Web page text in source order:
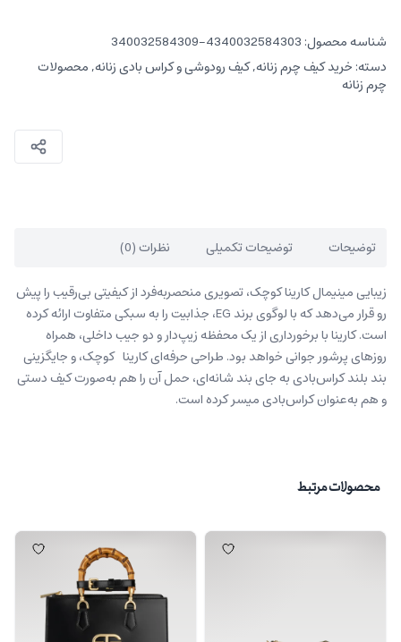
شناسه محصول: 4340032584303-340032584309
دسته: خرید کیف چرم زنانه,کیف رودوشی و کراس بادی زنانه,محصولات
چرم زنانه
توضیحات توضیحات تکمیلی نظرات (0)
زیبایی مینیمال کارینا کوچک، تصویری منحصربه‌فرد از کیفیتی بی‌رقیب را پیش
‌رو قرار می‌دهد که با لوگوی برند EG، جذابیت را به سبکی متفاوت ارائه کرده
است. کارینا با برخورداری از یک محفظه زیپ‌دار و دو جیب داخلی، همراه
روزهای پرشور جوانی خواهد بود. طراحی حرفه‌ای کارینا کوچک، و جایگزینی
بند بلند کراس‌بادی به جای بند شانه‌ای، حمل آن را هم به‌صورت کیف دستی
و هم به‌عنوان کراس‌بادی میسر کرده است.
محصولات مرتبط